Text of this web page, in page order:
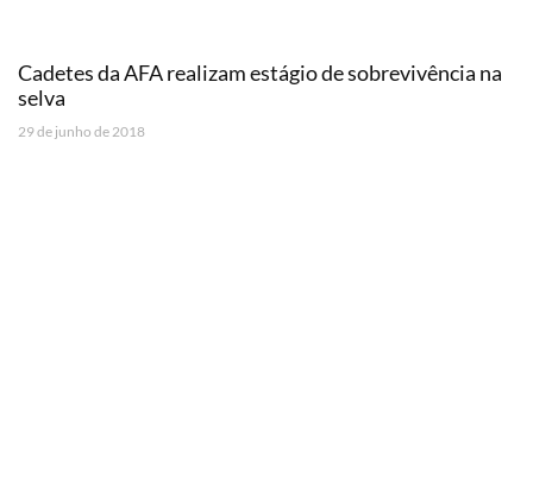
Cadetes da AFA realizam estágio de sobrevivência na
selva
29 de junho de 2018